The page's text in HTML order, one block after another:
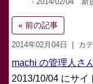
« 前の記事
2014年02月04日 | カ
machi の管理人さ
2013/10/04 にサイ